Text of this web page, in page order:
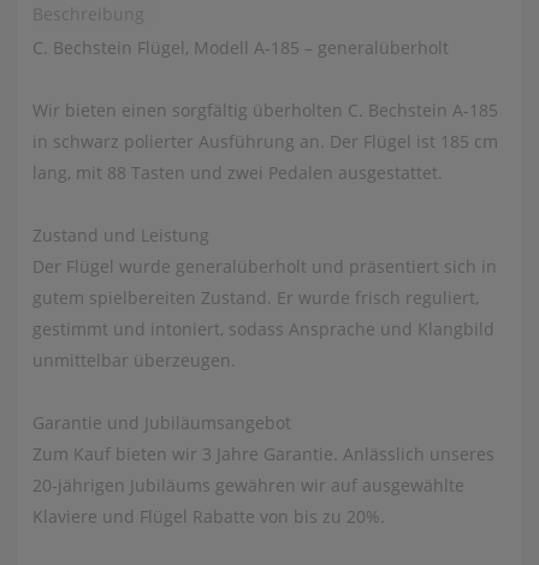
Beschreibung
C. Bechstein Flügel, Modell A‑185 – generalüberholt
Wir bieten einen sorgfältig überholten C. Bechstein A‑185
in schwarz polierter Ausführung an. Der Flügel ist 185 cm
lang, mit 88 Tasten und zwei Pedalen ausgestattet.
Zustand und Leistung
Der Flügel wurde generalüberholt und präsentiert sich in
gutem spielbereiten Zustand. Er wurde frisch reguliert,
gestimmt und intoniert, sodass Ansprache und Klangbild
unmittelbar überzeugen.
Garantie und Jubiläumsangebot
Zum Kauf bieten wir 3 Jahre Garantie. Anlässlich unseres
20‑jährigen Jubiläums gewähren wir auf ausgewählte
Klaviere und Flügel Rabatte von bis zu 20%.